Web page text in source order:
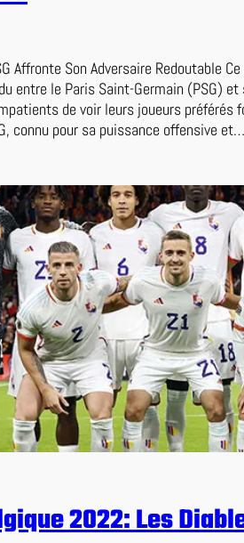
Affronte Son Adversaire Redoutable
entre le Paris Saint-Germain (PSG) et
de voir leurs joueurs préférés
connu pour sa puissance offensive et…
2022: Les